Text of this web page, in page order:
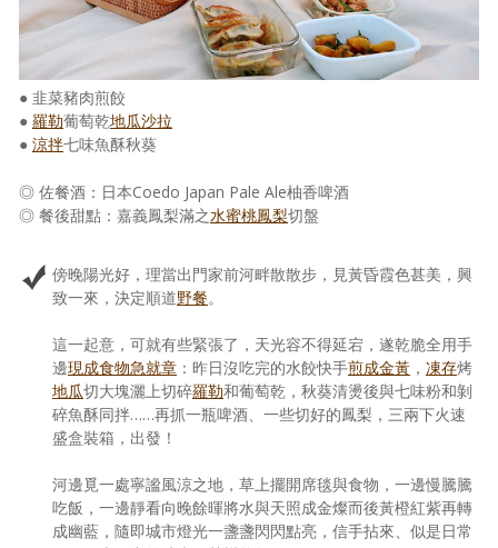
● 韭菜豬肉煎餃
● 羅勒葡萄乾地瓜沙拉
● 涼拌七味魚酥秋葵
◎ 佐餐酒：日本Coedo Japan Pale Ale柚香啤酒
◎ 餐後甜點：嘉義鳳梨滿之水蜜桃鳳梨切盤
傍晚陽光好，理當出門家前河畔散散步，見黃昏霞色甚美，興
致一來，決定順道野餐。
這一起意，可就有些緊張了，天光容不得延宕，遂乾脆全用手
邊現成食物急就章 ：昨日沒吃完的水餃快手煎成金黃 ， 凍存烤
地瓜切大塊灑上切碎羅勒和葡萄乾，秋葵清燙後與七味粉和剝
碎魚酥同拌……再抓一瓶啤酒、一些切好的鳳梨，三兩下火速
盛盒裝箱，出發！
河邊覓一處寧謐風涼之地，草上擺開席毯與食物，一邊慢騰騰
吃飯，一邊靜看向晚餘暉將水與天照成金燦而後黃橙紅紫再轉
成幽藍，隨即城市燈光一盞盞閃閃點亮，信手拈來、似是日常